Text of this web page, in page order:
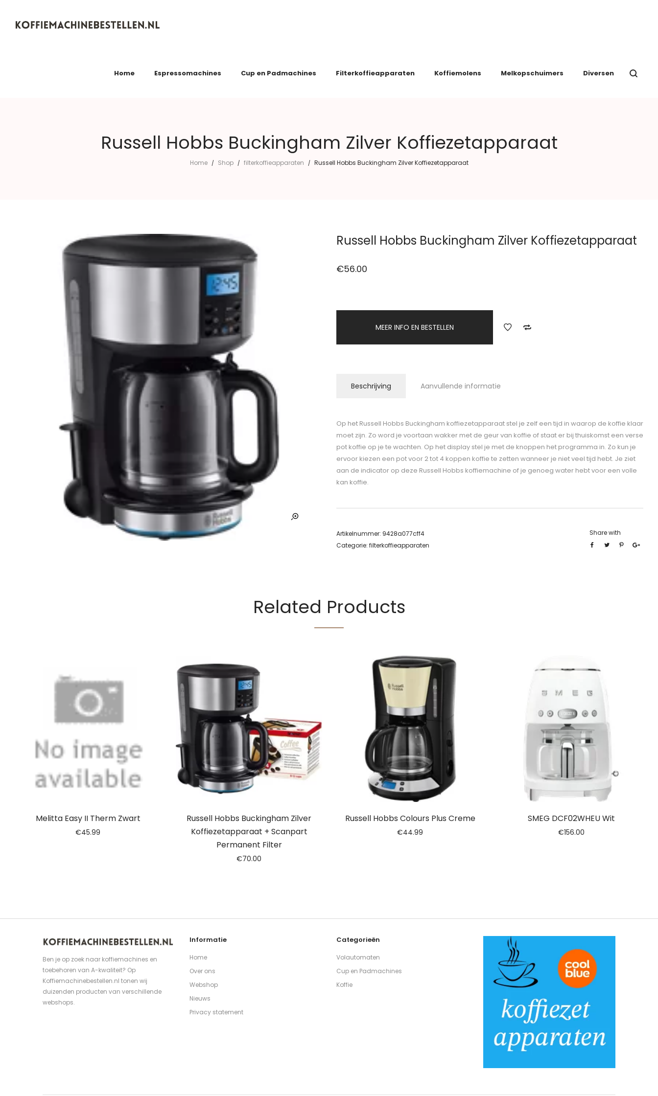
Home Espressomachines Cup en Padmachines Filterkoffieapparaten Koffiemolens Melkopschuimers Diversen
Russell Hobbs Buckingham Zilver Koffiezetapparaat
Home / Shop / filterkoffieapparaten / Russell Hobbs Buckingham Zilver Koffiezetapparaat
Russell Hobbs Buckingham Zilver Koffiezetapparaat
€56.00
MEER INFO EN BESTELLEN
Beschrijving Aanvullende informatie
Op het Russell Hobbs Buckingham koffiezetapparaat stel je zelf een tijd in waarop de koffie klaar
moet zijn. Zo word je voortaan wakker met de geur van koffie of staat er bij thuiskomst een verse
pot koffie op je te wachten. Op het display stel je met de knoppen het programma in. Zo kun je
ervoor kiezen een pot voor 2 tot 4 koppen koffie te zetten wanneer je niet veel tijd hebt. Je ziet
aan de indicator op deze Russell Hobbs koffiemachine of je genoeg water hebt voor een volle
kan koffie.
Artikelnummer: 9428a077cff4
Categorie: filterkoffieapparaten
Share with
Related Products
Melitta Easy II Therm Zwart
€45.99
Russell Hobbs Buckingham Zilver
Koffiezetapparaat + Scanpart
Permanent Filter
€70.00
Russell Hobbs Colours Plus Creme
€44.99
SMEG DCF02WHEU Wit
€156.00
Ben je op zoek naar koffiemachines en
toebehoren van A-kwaliteit? Op
Koffiemachinebestellen.nl tonen wij
duizenden producten van verschillende
webshops.
Informatie
Home
Over ons
Webshop
Nieuws
Privacy statement
Categorieën
Volautomaten
Cup en Padmachines
Koffie